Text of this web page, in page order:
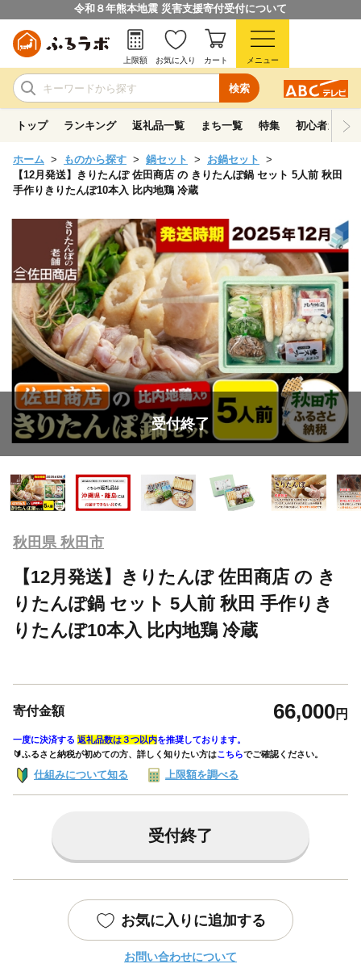
令和８年熊本地震 災害支援寄付受付について
検索
上限額 お気に入り カート メニュー
トップ ランキング 返礼品一覧 まち一覧 特集 初心者ガイド
ホーム ものから探す 鍋セット
お鍋セット
【12月発送】きりたんぽ 佐田商店 の きりたんぽ鍋 セット 5人前 秋田
手作りきりたんぽ10本入 比内地鶏 冷蔵
受付終了
秋田県 秋田市
【12月発送】きりたんぽ 佐田商店 の き
りたんぽ鍋 セット 5人前 秋田 手作りき
りたんぽ10本入 比内地鶏 冷蔵
寄付金額 66,000円
一度に決済する 返礼品数は３つ以内を推奨しております。
🔰ふるさと納税が初めての方、詳しく知りたい方はこちらでご確認ください。
仕組みについて知る 上限額を調べる
受付終了
お気に入りに追加する
お問い合わせについて